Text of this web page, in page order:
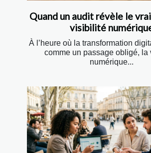
Quand un audit révèle le
visibilité
À l’heure où la transformation
comme un passage obligé, la
numérique...